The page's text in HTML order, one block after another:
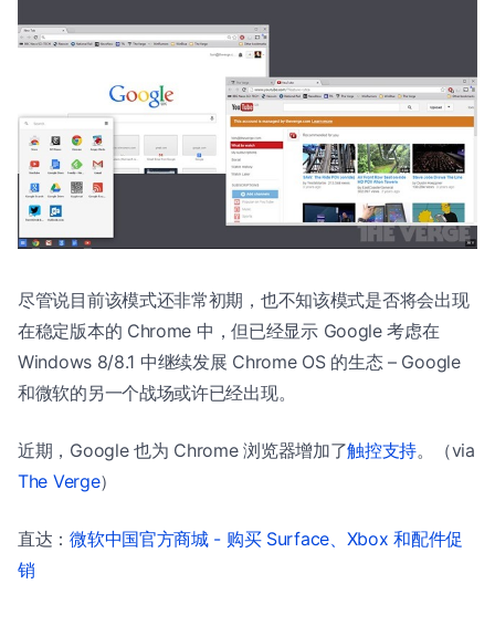
尽管说目前该模式还非常初期，也不知该模式是否将会出现
在稳定版本的 Chrome 中，但已经显示 Google 考虑在
Windows 8/8.1 中继续发展 Chrome OS 的生态 – Google
和微软的另一个战场或许已经出现。
近期，Google 也为 Chrome 浏览器增加了触控支持。（via
The Verge）
直达：微软中国官方商城 - 购买 Surface、Xbox 和配件促
销